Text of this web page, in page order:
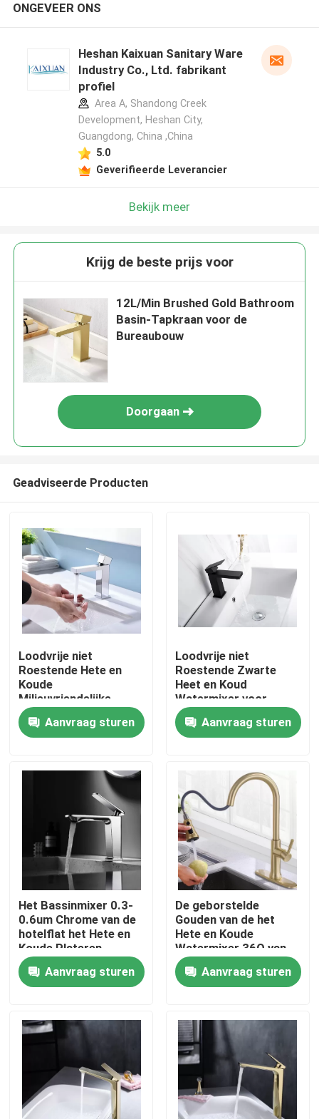
Huis
Over ons
Fabrieksrondleiding
Kwaliteitscontrole
Neem contact met ons op
Nieuws
Gevallen
RVS wastafelkraan
ONGEVEER ONS
Heshan Kaixuan Sanitary Ware
Industry Co., Ltd. fabrikant
profiel
Area A, Shandong Creek
Development, Heshan City,
Guangdong, China ,China
5.0
Geverifieerde Leverancier
Bekijk meer
Krijg de beste prijs voor
12L/Min Brushed Gold Bathroom
Basin-Tapkraan voor de
Bureaubouw
Doorgaan
Geadviseerde Producten
Loodvrije niet
Roestende Hete en
Koude
Milieuvriendelijke
Bassinmixer
Aanvraag sturen
Loodvrije niet
Roestende Zwarte
Heet en Koud
Watermixer voor
Wasbassin
Aanvraag sturen
Het Bassinmixer 0.3-
0.6um Chrome van de
hotelflat het Hete en
Koude Plateren
Aanvraag sturen
De geborstelde
Gouden van de het
Hete en Koude
Watermixer 36O van
SUS304 Tapkraan van
het de Graad
Roterende Bassin
Aanvraag sturen